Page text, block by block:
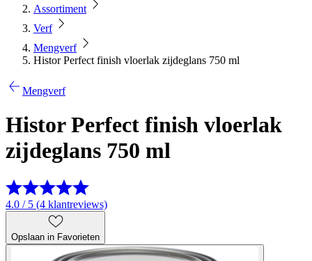
Assortiment
Verf
Mengverf
Histor Perfect finish vloerlak zijdeglans 750 ml
Mengverf
Histor Perfect finish vloerlak
zijdeglans 750 ml
4.0 / 5 (4 klantreviews)
Opslaan in Favorieten